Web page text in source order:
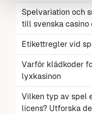
Spelvariation och
till svenska casino
Etikettregler vid
Varför klädkoder
lyxkasinon
Vilken typ av spel
licens? Utforska